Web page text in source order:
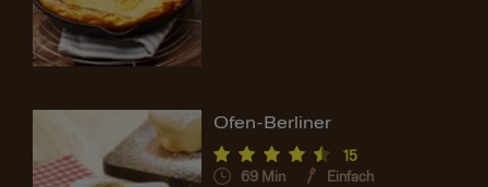
Ofen-Berliner
15
69 Min Einfach